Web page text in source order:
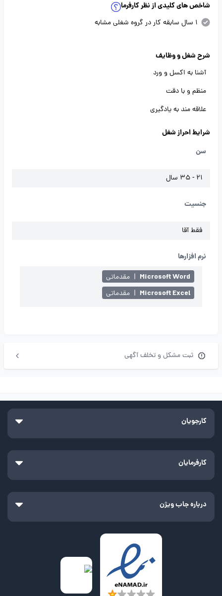
شاخص های کلیدی از نظر کارفرما
1 سال سابقه کار در گروه شغلی مشابه
شرح شغل و وظایف
آشنا به اکسل و ورد
منظم و با دقت
علاقه مند به یادگیری
شرایط احراز شغل
سن
21 - 35 سال
جنسیت
فقط آقا
نرم افزارها
Microsoft Word
| مقدماتی
Microsoft Excel
| مقدماتی
ثبت مشکل و تخلف آگهی
کارجویان
کارفرمایان
درباره جاب ویژن